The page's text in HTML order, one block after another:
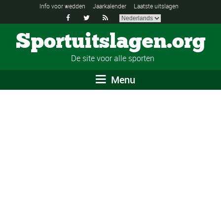
Info voor wedden Jaarkalender Laatste uitslagen
  
Sportuitslagen.org
De site voor alle sporten
Menu